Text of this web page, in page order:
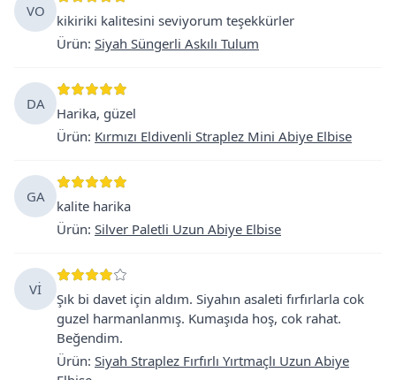
VO
kikiriki kalitesini seviyorum teşekkürler
Ürün: Siyah Süngerli Askılı Tulum
DA
Harika, güzel
Ürün: Kırmızı Eldivenli Straplez Mini Abiye Elbise
GA
kalite harika
Ürün: Silver Paletli Uzun Abiye Elbise
Vİ
Şık bi davet için aldım. Siyahın asaleti fırfırlarla cok
guzel harmanlanmış. Kumaşıda hoş, cok rahat.
Beğendim.
Ürün: Siyah Straplez Fırfırlı Yırtmaçlı Uzun Abiye